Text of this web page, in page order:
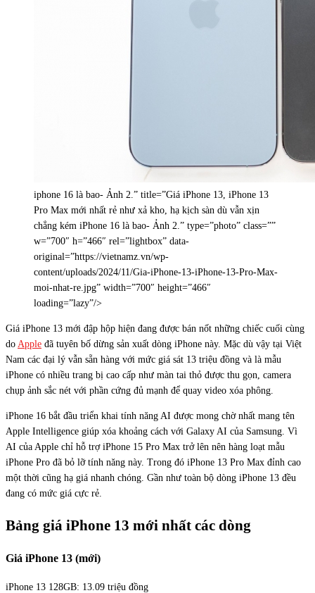
iphone 16 là bao- Ảnh 2.” title=”Giá iPhone 13, iPhone 13
Pro Max mới nhất rẻ như xả kho, hạ kịch sàn dù vẫn xịn
chẳng kém iPhone 16 là bao- Ảnh 2.” type=”photo” class=””
w=”700″ h=”466″ rel=”lightbox” data-
original=”https://vietnamz.vn/wp-
content/uploads/2024/11/Gia-iPhone-13-iPhone-13-Pro-Max-
moi-nhat-re.jpg” width=”700″ height=”466″
loading=”lazy”/>
Giá iPhone 13 mới đập hộp hiện đang được bán nốt những chiếc cuối cùng
do Apple đã tuyên bố dừng sản xuất dòng iPhone này. Mặc dù vậy tại Việt
Nam các đại lý vẫn sẵn hàng với mức giá sát 13 triệu đồng và là mẫu
iPhone có nhiều trang bị cao cấp như màn tai thỏ được thu gọn, camera
chụp ảnh sắc nét với phần cứng đủ mạnh để quay video xóa phông.
iPhone 16 bắt đầu triển khai tính năng AI được mong chờ nhất mang tên
Apple Intelligence giúp xóa khoảng cách với Galaxy AI của Samsung. Vì
AI của Apple chỉ hỗ trợ iPhone 15 Pro Max trở lên nên hàng loạt mẫu
iPhone Pro đã bỏ lỡ tính năng này. Trong đó iPhone 13 Pro Max đỉnh cao
một thời cũng hạ giá nhanh chóng. Gần như toàn bộ dòng iPhone 13 đều
đang có mức giá cực rẻ.
Bảng giá iPhone 13 mới nhất các dòng
Giá iPhone 13 (mới)
iPhone 13 128GB: 13.09 triệu đồng